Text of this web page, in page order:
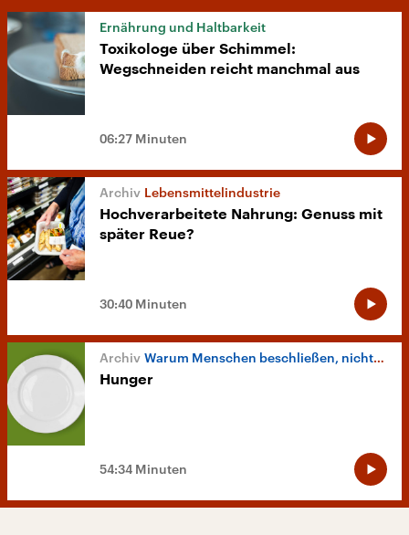
Ernährung und Haltbarkeit
Toxikologe über Schimmel:
Wegschneiden reicht manchmal aus
06:27 Minuten
Lebensmittelindustrie
Hochverarbeitete Nahrung: Genuss mit
später Reue?
30:40 Minuten
Warum Menschen beschließen, nichts mehr zu essen
Hunger
54:34 Minuten